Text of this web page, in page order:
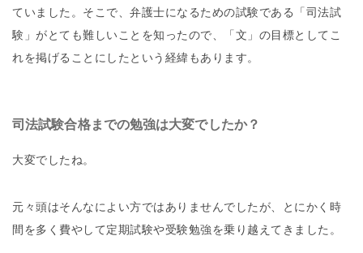
ていました。そこで、弁護士になるための試験である「司法試
験」がとても難しいことを知ったので、「文」の目標としてこ
れを掲げることにしたという経緯もあります。
司法試験合格までの勉強は大変でしたか？
大変でしたね。
元々頭はそんなによい方ではありませんでしたが、とにかく時
間を多く費やして定期試験や受験勉強を乗り越えてきました。